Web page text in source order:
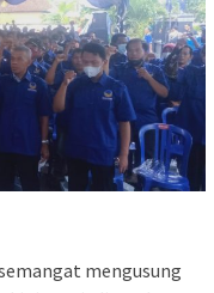
mengusung